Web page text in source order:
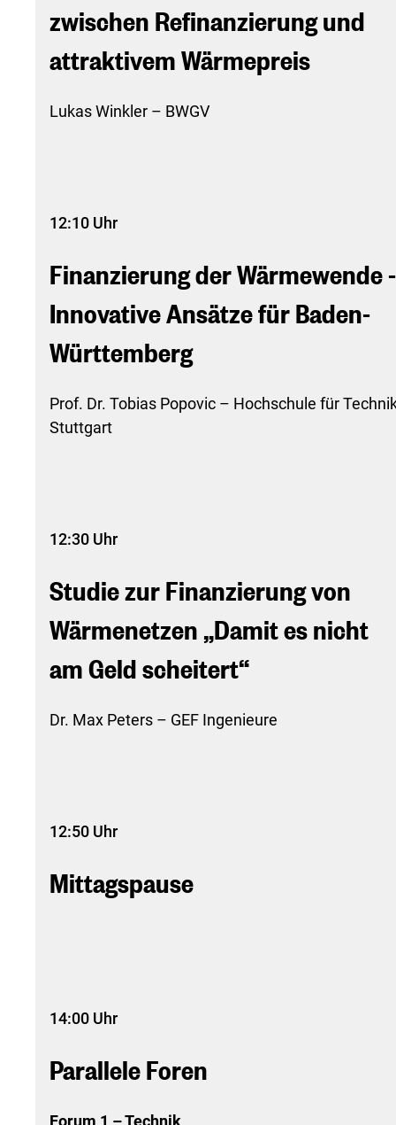
zwischen Refinanzierung und
attraktivem Wärmepreis
Lukas Winkler – BWGV
12:10 Uhr
Finanzierung der Wärmewende -
Innovative Ansätze für Baden-
Württemberg
Prof. Dr. Tobias Popovic – Hochschule für
Stuttgart
12:30 Uhr
Studie zur Finanzierung von
Wärmenetzen „Damit es nicht
am Geld scheitert“
Dr. Max Peters – GEF Ingenieure
12:50 Uhr
Mittagspause
14:00 Uhr
Parallele Foren
Forum 1 – Technik